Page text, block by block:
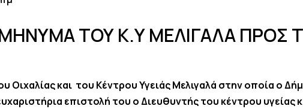
ΜΗΝΥΜΑ ΤΟΥ Κ.Υ ΜΕΛΙΓΑΛΑ ΠΡΟΣ
Οιχαλίας και του Κέντρου Υγειάς Μελιγαλά στην οποία ο
επιστολή του ο Διευθυντής του κέντρου υγείας